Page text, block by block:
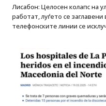
Лисабон: Целосен колапс на
работат, луѓето се
телефонските линии се